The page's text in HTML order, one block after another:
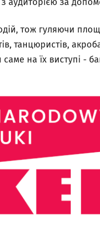
аудиторією за
тож гуляючи
танцюристів,
на їх виступі -